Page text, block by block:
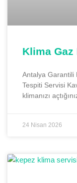
Klima Gaz
Antalya Garantili
Tespiti Servisi
klimanızı
24 Nisan 2026